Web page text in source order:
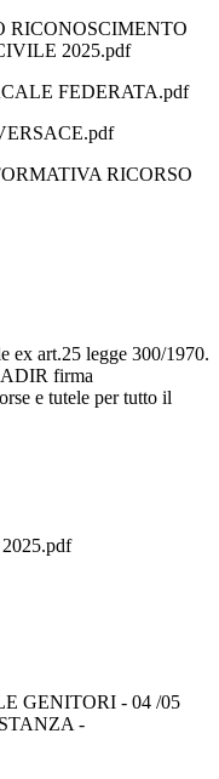
RICONOSCIMENTO
2025.pdf
FEDERATA.pdf
RICORSO
ex art.25 legge 300/1970.
firma
e tutele per tutto il
GENITORI - 04 /05
-